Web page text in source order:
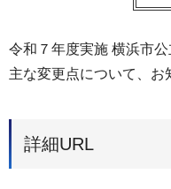
令和７年度実施 横浜市
主な変更点について、お
詳細URL